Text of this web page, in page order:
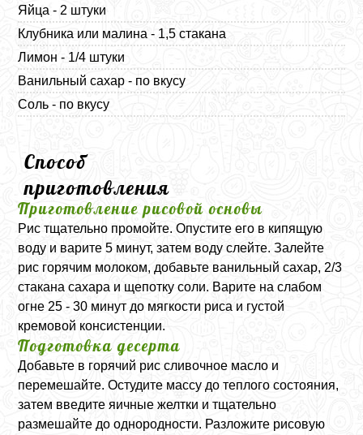
Яйца - 2 штуки
Клубника или малина - 1,5 стакана
Лимон - 1/4 штуки
Ванильный сахар - по вкусу
Соль - по вкусу
Способ
приготовления
Приготовление рисовой основы
Рис тщательно промойте. Опустите его в кипящую
воду и варите 5 минут, затем воду слейте. Залейте
рис горячим молоком, добавьте ванильный сахар, 2/3
стакана сахара и щепотку соли. Варите на слабом
огне 25 - 30 минут до мягкости риса и густой
кремовой консистенции.
Подготовка десерта
Добавьте в горячий рис сливочное масло и
перемешайте. Остудите массу до теплого состояния,
затем введите яичные желтки и тщательно
размешайте до однородности. Разложите рисовую